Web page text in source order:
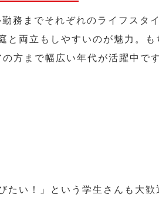
務までそれぞれのライフスタ
両立もしやすいのが魅力。も
方まで幅広い年代が活躍中です
たい！」という学生さんも大歓